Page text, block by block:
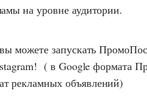
на уровне аудитории.
можете запускать
( в Google формата
рекламных объявлений)